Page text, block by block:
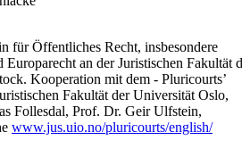
für Öffentliches Recht, insbesondere
an der Juristischen Fakultät
Kooperation mit dem - Pluricourts’
Fakultät der Universität Oslo,
Follesdal, Prof. Dr. Geir Ulfstein,
www.jus.uio.no/pluricourts/english/